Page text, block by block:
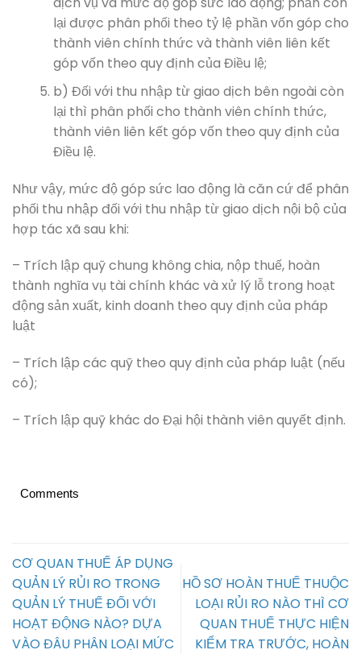
lại được phân phối theo tỷ lệ phần vốn góp cho
thành viên chính thức và thành viên liên kết
góp vốn theo quy định của Điều lệ;
b) Đối với thu nhập từ giao dịch bên ngoài còn
lại thì phân phối cho thành viên chính thức,
thành viên liên kết góp vốn theo quy định của
Điều lệ.
Như vậy, mức độ góp sức lao động là căn cứ để phân
phối thu nhập đối với thu nhập từ giao dịch nội bộ của
hợp tác xã sau khi:
– Trích lập quỹ chung không chia, nộp thuế, hoàn
thành nghĩa vụ tài chính khác và xử lý lỗ trong hoạt
động sản xuất, kinh doanh theo quy định của pháp
luật
– Trích lập các quỹ theo quy định của pháp luật (nếu
có);
– Trích lập quỹ khác do Đại hội thành viên quyết định.
Comments
CƠ QUAN THUẾ ÁP DỤNG
QUẢN LÝ RỦI RO TRONG
QUẢN LÝ THUẾ ĐỐI VỚI
HOẠT ĐỘNG NÀO? DỰA
VÀO ĐÂU PHÂN LOẠI MỨC
HỒ SƠ HOÀN THUẾ THUỘC
LOẠI RỦI RO NÀO THÌ CƠ
QUAN THUẾ THỰC HIỆN
KIỂM TRA TRƯỚC, HOÀN